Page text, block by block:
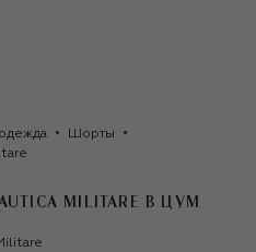
Шорты
MILITARE В ЦУМ